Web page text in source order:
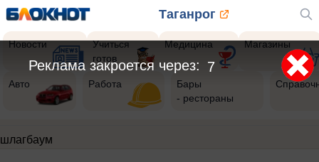
Таганрог
Новости
Учиться
готов
Медицина Магазины
Авто Работа
Бары
- рестораны
шлагбаум
6
Реклама закроется через: